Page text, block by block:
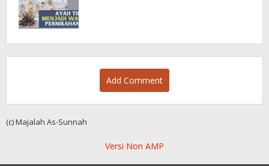
Add Comment
(c) Majalah As-Sunnah
Versi Non AMP